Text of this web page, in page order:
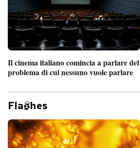
Il cinema italiano comincia a parlare del
problema di cui nessuno vuole parlare
Fla hes